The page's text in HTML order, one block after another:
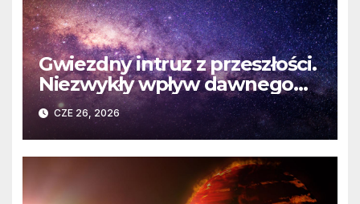
Gwiezdny intruz z przeszłości.
Niezwykły wpływ dawnego
spotkania na komety Układu
Słonecznego
CZE 26, 2026